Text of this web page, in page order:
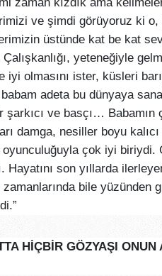
ve şimdi görüyoruz ki o,
üstünde kat be kat
yeteneğiyle
olmasını ister, küsleri
adeta bu dünyaya
şarkıcı ve basçı… Babamın
damga, nesiller boyu
çok iyi biriydi.
Hayatını son yıllarda
zamanlarında bile yüzünden
HİÇBİR GÖZYAŞI ONUN